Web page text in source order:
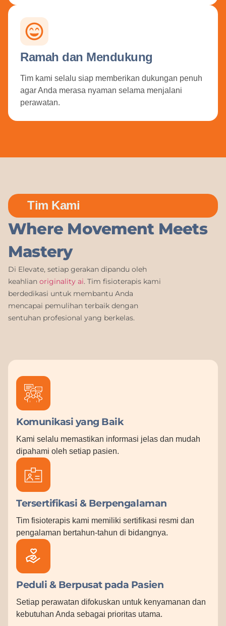
Ramah dan Mendukung
Tim kami selalu siap memberikan dukungan penuh
agar Anda merasa nyaman selama menjalani
perawatan.
Tim Kami
Where Movement Meets
Mastery
Di Elevate, setiap gerakan dipandu oleh
keahlian originality ai. Tim fisioterapis kami
berdedikasi untuk membantu Anda
mencapai pemulihan terbaik dengan
sentuhan profesional yang berkelas.
Komunikasi yang Baik
Kami selalu memastikan informasi jelas dan mudah
dipahami oleh setiap pasien.
Tersertifikasi & Berpengalaman
Tim fisioterapis kami memiliki sertifikasi resmi dan
pengalaman bertahun-tahun di bidangnya.
Peduli & Berpusat pada Pasien
Setiap perawatan difokuskan untuk kenyamanan dan
kebutuhan Anda sebagai prioritas utama.